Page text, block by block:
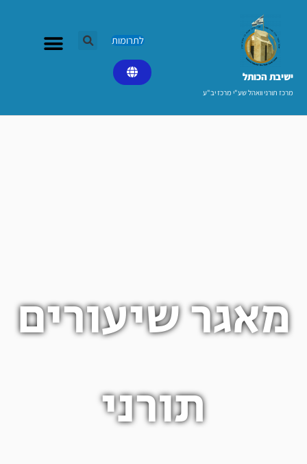
ישיבת הכותל​
מרכז תורני וואהל שע"י מרכז יב"ע
לתרומות
מאגר שיעורים
תורני